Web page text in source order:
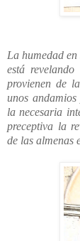
La humedad
está
provienen de
unos
la necesaria
preceptiva la
de las almenas